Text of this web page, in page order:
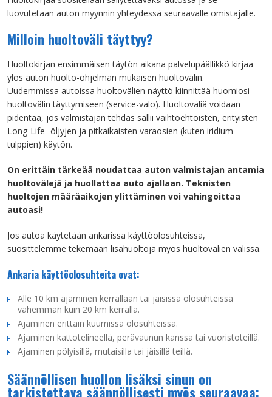
luovutetaan auton myynnin yhteydessä seuraavalle omistajalle.
Milloin huoltoväli täyttyy?
Huoltokirjan ensimmäisen täytön aikana palvelupäällikkö kirjaa
ylös auton huolto-ohjelman mukaisen huoltovälin.
Uudemmissa autoissa huoltovälien näyttö kiinnittää huomiosi
huoltovälin täyttymiseen (service-valo). Huoltoväliä voidaan
pidentää, jos valmistajan tehdas sallii vaihtoehtoisten, erityisten
Long-Life -öljyjen ja pitkäikäisten varaosien (kuten iridium-
tulppien) käytön.
On erittäin tärkeää noudattaa auton valmistajan antamia
huoltovälejä ja huollattaa auto ajallaan. Teknisten
huoltojen määräaikojen ylittäminen voi vahingoittaa
autoasi!
Jos autoa käytetään ankarissa käyttöolosuhteissa,
suosittelemme tekemään lisähuoltoja myös huoltovälien välissä.
Ankaria käyttöolosuhteita ovat:
Alle 10 km ajaminen kerrallaan tai jäisissä olosuhteissa
vähemmän kuin 20 km kerralla.
Ajaminen erittäin kuumissa olosuhteissa.
Ajaminen kattotelineellä, perävaunun kanssa tai vuoristoteillä.
Ajaminen pölyisillä, mutaisilla tai jäisillä teillä.
Säännöllisen huollon lisäksi sinun on
tarkistettava säännöllisesti myös seuraavaa: